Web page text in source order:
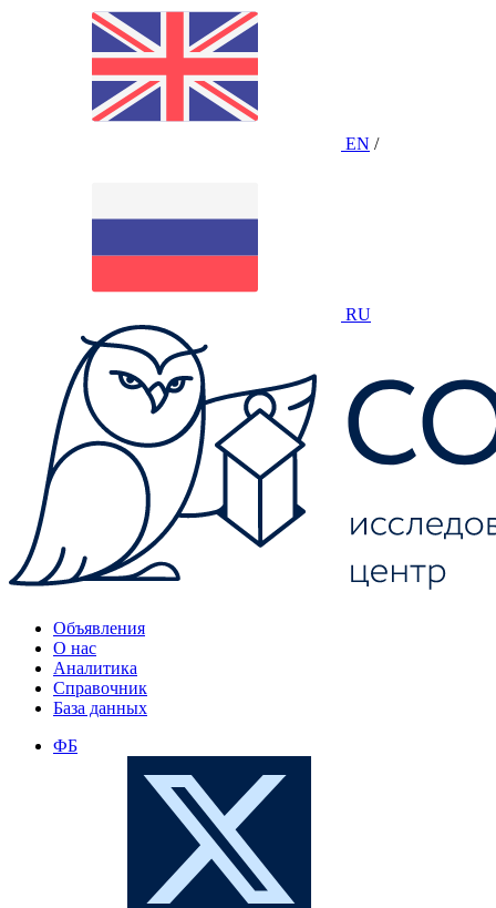
EN /
RU
Объявления
О нас
Аналитика
Справочник
База данных
ФБ